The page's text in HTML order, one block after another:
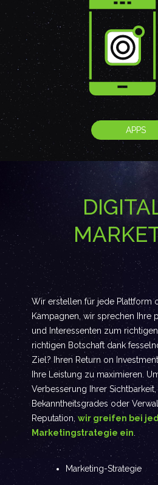
APPS
Wir erstellen für jede Plattform
Kampagnen, wir sprechen Ihre
und Interessenten zum
richtigen Botschaft dank
Ziel? Ihren Return on
Ihre Leistung zu maximieren.
Verbesserung Ihrer Sichtbarkeit,
Bekanntheitsgrades oder
Reputation,wir greifen bei
Marketingstrategie ein
Marketing-Strategie